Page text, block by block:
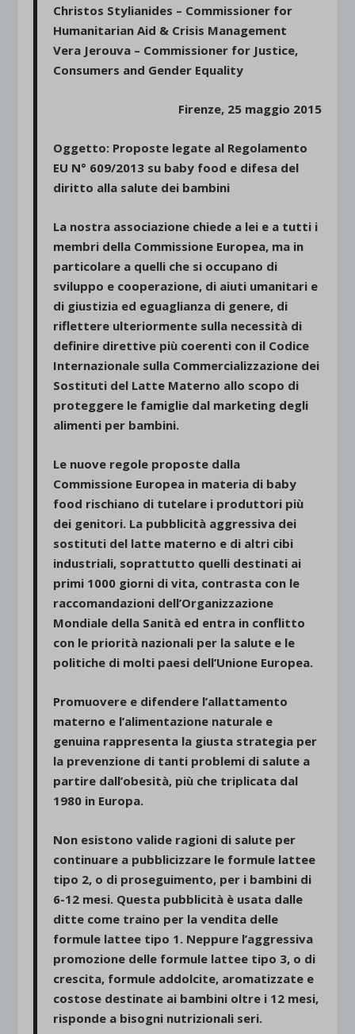
Christos Stylianides – Commissioner for
Humanitarian Aid & Crisis Management
Vera Jerouva – Commissioner for Justice,
Consumers and Gender Equality
Firenze, 25 maggio 2015
Oggetto: Proposte legate al Regolamento
EU N° 609/2013 su baby food e difesa del
diritto alla salute dei bambini
La nostra associazione chiede a lei e a tutti i
membri della Commissione Europea, ma in
particolare a quelli che si occupano di
sviluppo e cooperazione, di aiuti umanitari e
di giustizia ed eguaglianza di genere, di
riflettere ulteriormente sulla necessità di
definire direttive più coerenti con il Codice
Internazionale sulla Commercializzazione dei
Sostituti del Latte Materno allo scopo di
proteggere le famiglie dal marketing degli
alimenti per bambini.
Le nuove regole proposte dalla
Commissione Europea in materia di baby
food rischiano di tutelare i produttori più
dei genitori. La pubblicità aggressiva dei
sostituti del latte materno e di altri cibi
industriali, soprattutto quelli destinati ai
primi 1000 giorni di vita, contrasta con le
raccomandazioni dell’Organizzazione
Mondiale della Sanità ed entra in conflitto
con le priorità nazionali per la salute e le
politiche di molti paesi dell’Unione Europea.
Promuovere e difendere l’allattamento
materno e l’alimentazione naturale e
genuina rappresenta la giusta strategia per
la prevenzione di tanti problemi di salute a
partire dall’obesità, più che triplicata dal
1980 in Europa.
Non esistono valide ragioni di salute per
continuare a pubblicizzare le formule lattee
tipo 2, o di proseguimento, per i bambini di
6-12 mesi. Questa pubblicità è usata dalle
ditte come traino per la vendita delle
formule lattee tipo 1. Neppure l’aggressiva
promozione delle formule lattee tipo 3, o di
crescita, formule addolcite, aromatizzate e
costose destinate ai bambini oltre i 12 mesi,
risponde a bisogni nutrizionali seri.